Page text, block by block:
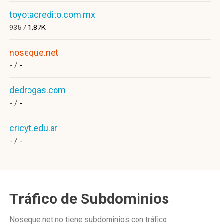
toyotacredito.com.mx
935 / 1.87K
noseque.net
- / -
dedrogas.com
- / -
cricyt.edu.ar
- / -
Tráfico de Subdominios
Noseque.net no tiene subdominios con tráfico